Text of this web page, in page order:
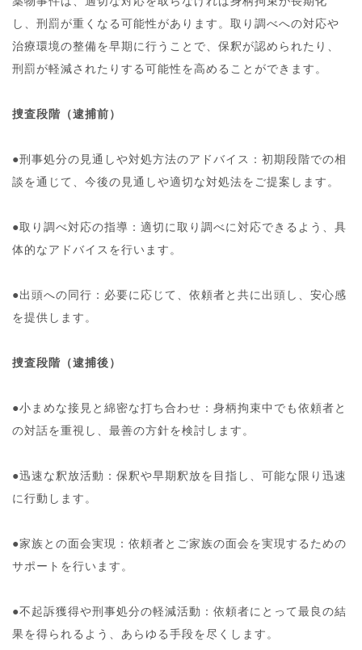
し、刑罰が重くなる可能性があります。取り調べへの対応や
治療環境の整備を早期に行うことで、保釈が認められたり、
刑罰が軽減されたりする可能性を高めることができます。
捜査段階（逮捕前）
●刑事処分の見通しや対処方法のアドバイス：初期段階での相
談を通じて、今後の見通しや適切な対処法をご提案します。
●取り調べ対応の指導：適切に取り調べに対応できるよう、具
体的なアドバイスを行います。
●出頭への同行：必要に応じて、依頼者と共に出頭し、安心感
を提供します。
捜査段階（逮捕後）
●小まめな接見と綿密な打ち合わせ：身柄拘束中でも依頼者と
の対話を重視し、最善の方針を検討します。
●迅速な釈放活動：保釈や早期釈放を目指し、可能な限り迅速
に行動します。
●家族との面会実現：依頼者とご家族の面会を実現するための
サポートを行います。
●不起訴獲得や刑事処分の軽減活動：依頼者にとって最良の結
果を得られるよう、あらゆる手段を尽くします。